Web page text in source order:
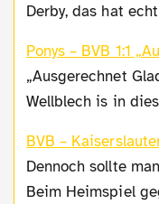
Derby, das hat
Ponys – BVB 1:1
„Ausgerechnet
Wellblech is in
BVB –
Dennoch sollte
Beim Heimspiel